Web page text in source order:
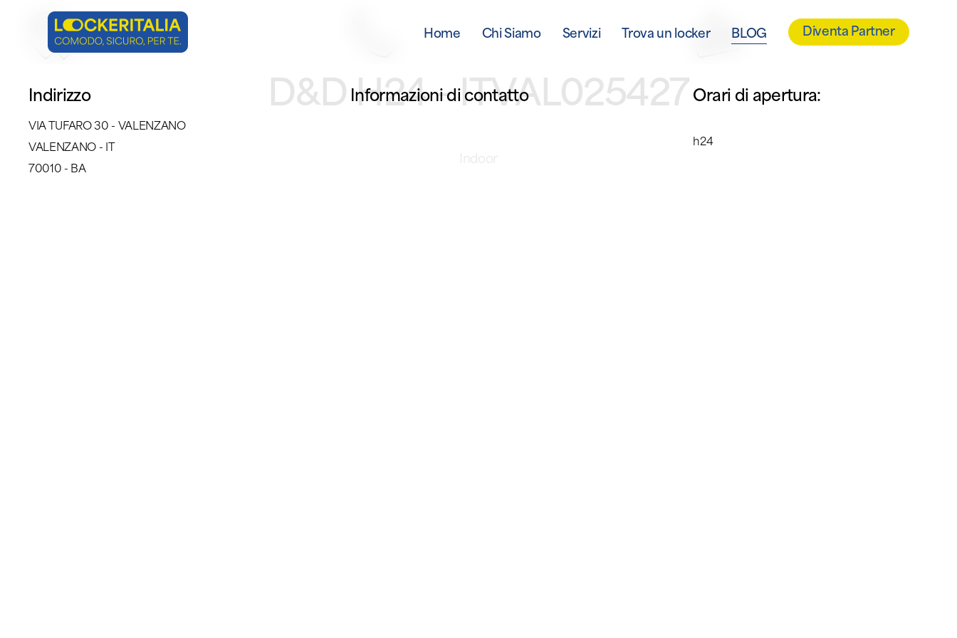
Home Chi Siamo Servizi Trova un locker BLOG Diventa Partner
D&D H24 – ITVAL025427
Indoor
Indirizzo
VIA TUFARO 30 - VALENZANO
VALENZANO - IT
70010 - BA
Informazioni di contatto Orari di apertura:
h24